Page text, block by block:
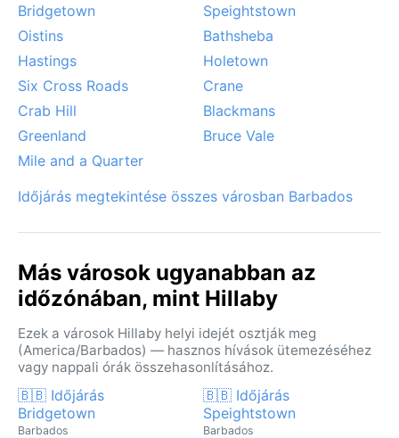
Bridgetown
Speightstown
Oistins
Bathsheba
Hastings
Holetown
Six Cross Roads
Crane
Crab Hill
Blackmans
Greenland
Bruce Vale
Mile and a Quarter
Időjárás megtekintése összes városban Barbados
Más városok ugyanabban az
időzónában, mint Hillaby
Ezek a városok Hillaby helyi idejét osztják meg
(America/Barbados) — hasznos hívások ütemezéséhez
vagy nappali órák összehasonlításához.
🇧🇧 Időjárás
Bridgetown
Barbados
🇧🇧 Időjárás
Speightstown
Barbados